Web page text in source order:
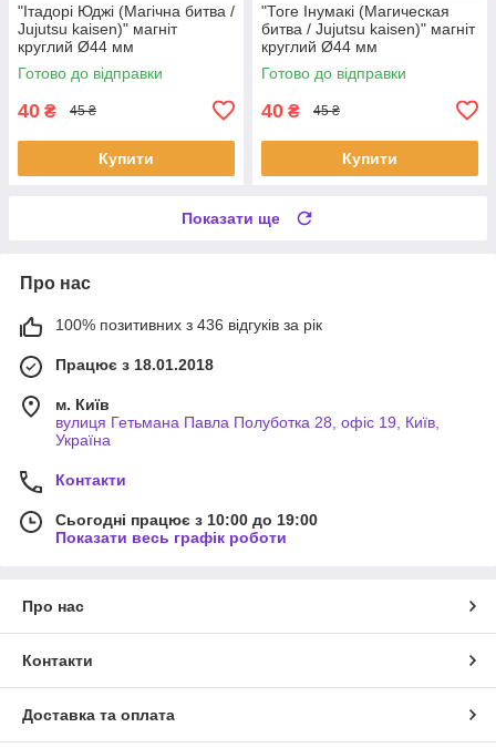
"Ітадорі Юджі (Магічна битва /
Jujutsu kaisen)" магніт
круглий Ø44 мм
Готово до відправки
40 ₴ 45 ₴
Купити
"Тоге Інумакі (Магическая
битва / Jujutsu kaisen)" магніт
круглий Ø44 мм
Готово до відправки
40 ₴ 45 ₴
Купити
Показати ще
Про нас
100% позитивних з 436 відгуків за рік
Працює з 18.01.2018
м. Київ
вулиця Гетьмана Павла Полуботка 28, офіс 19, Київ,
Україна
Контакти
Сьогодні працює з 10:00 до 19:00
Показати весь графік роботи
Про нас
Контакти
Доставка та оплата